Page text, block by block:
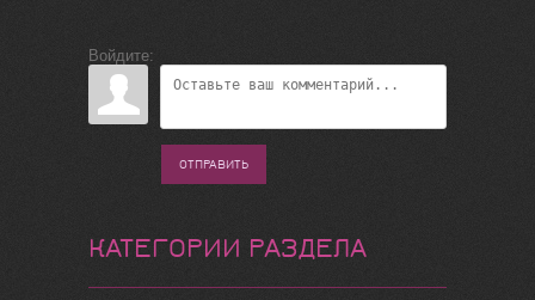
Войдите:
ОТПРАВИТЬ
КАТЕГОРИИ РАЗДЕЛА